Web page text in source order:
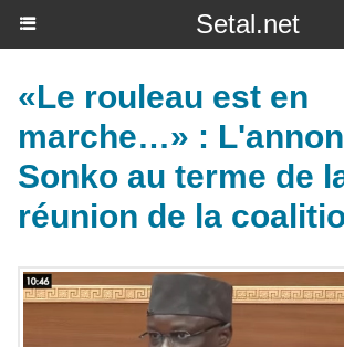
Setal.net
«Le rouleau est en
marche…» :
Sonko au terme de
réunion de la